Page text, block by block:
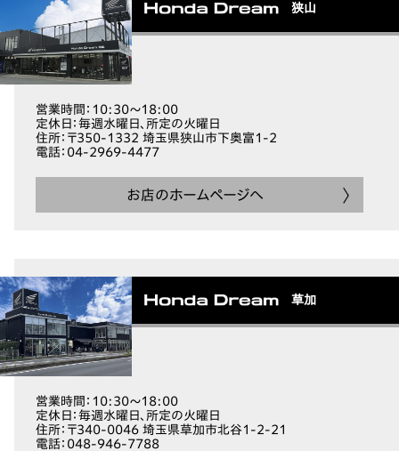
狭山
営業時間 ：10:30～18:00
定休日 ：毎週水曜日、所定の火曜日
住所：〒350-1332 埼玉県狭山市下奥富1-2
電話：04-2969-4477
お店のホームページへ
草加
営業時間 ：10:30～18:00
定休日 ：毎週水曜日、所定の火曜日
住所：〒340-0046 埼玉県草加市北谷1-2-21
電話：048-946-7788